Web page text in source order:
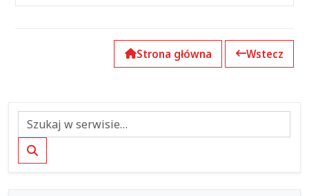
Strona główna Wstecz
Szukaj